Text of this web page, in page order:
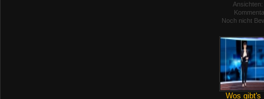
Ansichten:
Noch nicht
Wos gibt's